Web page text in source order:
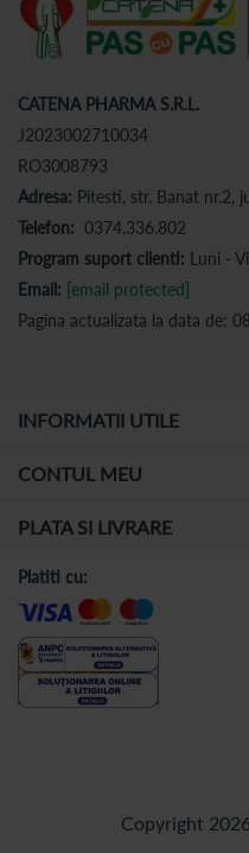
CATENA PHARMA S.R.L.
J2023002710034
RO3008793
Adresa: Pitesti, str. Banat nr.2,
Telefon: 0374.336.802
Program suport clienti: Luni -
Email: [email protected]
Pagina actualizata la data de:
INFORMATII UTILE
CONTUL MEU
PLATA SI LIVRARE
Copyright
Platiti cu: